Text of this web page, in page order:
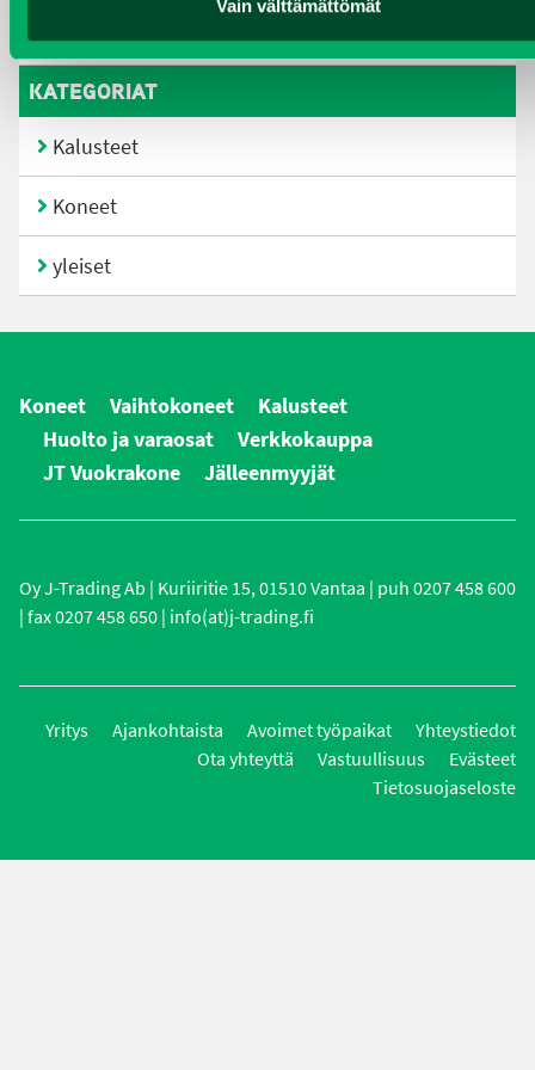
Vain välttämättömät
joulukuu 2016
KATEGORIAT
Kalusteet
Koneet
yleiset
Koneet Vaihtokoneet
Kalusteet
Huolto ja varaosat
Verkkokauppa
JT Vuokrakone
Jälleenmyyjät
Oy J-Trading Ab | Kuriiritie 15, 01510 Vantaa | puh 0207 458 600
| fax 0207 458 650 | info(at)j-trading.fi
Yritys Ajankohtaista Avoimet työpaikat
Yhteystiedot
Ota yhteyttä
Vastuullisuus
Evästeet
Tietosuojaseloste